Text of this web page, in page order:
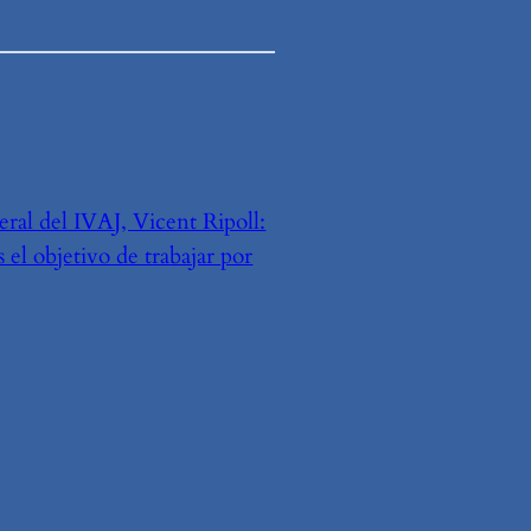
del IVAJ, Vicent Ripoll:
el objetivo de trabajar por